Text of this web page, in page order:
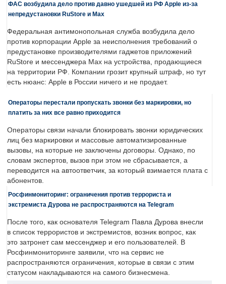
ФАС возбудила дело против давно ушедшей из РФ Apple из-за
непредустановки RuStore и Max
Федеральная антимонопольная служба возбудила дело
против корпорации Apple за неисполнения требований о
предустановке производителями гаджетов приложений
RuStore и мессенджера Max на устройства, продающиеся
на территории РФ. Компании грозит крупный штраф, но тут
есть нюанс: Apple в России ничего и не продает.
Операторы перестали пропускать звонки без маркировки, но
платить за них все равно приходится
Операторы связи начали блокировать звонки юридических
лиц без маркировки и массовые автоматизированные
вызовы, на которые не заключены договоры. Однако, по
словам экспертов, вызов при этом не сбрасывается, а
переводится на автоответчик, за который взимается плата с
абонентов.
Росфинмониторинг: ограничения против террориста и
экстремиста Дурова не распространяются на Telegram
После того, как основателя Telegram Павла Дурова внесли
в список террористов и экстремистов, возник вопрос, как
это затронет сам мессенджер и его пользователей. В
Росфинмониторинге заявили, что на сервис не
распространяются ограничения, которые в связи с этим
статусом накладываются на самого бизнесмена.